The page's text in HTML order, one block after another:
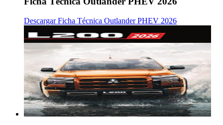
Descargar Ficha Técnica Outlander PHEV 2026